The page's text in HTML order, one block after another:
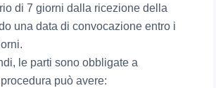
di 7 giorni dalla ricezione della
una data di convocazione entro i
le parti sono obbligate a
può avere: